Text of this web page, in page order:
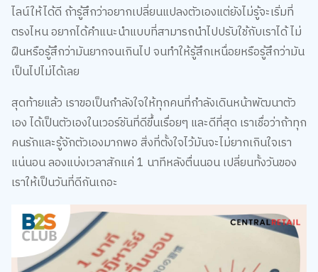
ไลน์ให้ได้ดี ถ้ารู้สึกว่าอยากเปลี่ยนแปลงตัวเองแต่ยังไม่รู้จะเริ่มที่
ตรงไหน อยากได้คำแนะนำแบบที่สามารถนำไปปรับใช้กับเราได้ ไม่
ฝืนหรือรู้สึกว่ามันยากจนเกินไป จนทำให้รู้สึกเหนื่อยหรือรู้สึกว่ามัน
เป็นไปไม่ได้เลย
สุดท้ายแล้ว เราขอเป็นกำลังใจให้ทุกคนที่กำลังเดินหน้าพัฒนาตัว
เอง ได้เป็นตัวเองในเวอร์ชันที่ดีขึ้นเรื่อยๆ และดีที่สุด เราเชื่อว่าถ้าทุก
คนรักและรู้จักตัวเองมากพอ สิ่งที่ตั้งใจไว้มันจะไม่ยากเกินใจเรา
แน่นอน ลองแบ่งเวลาสักแค่ 1 นาทีหลังตื่นนอน เปลี่ยนทั้งวันของ
เราให้เป็นวันที่ดีกันเถอะ